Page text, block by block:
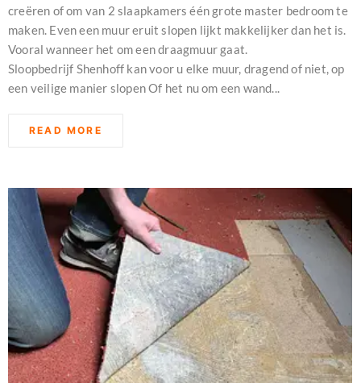
creëren of om van 2 slaapkamers één grote master bedroom te
maken. Even een muur eruit slopen lijkt makkelijker dan het is.
Vooral wanneer het om een draagmuur gaat.
Sloopbedrijf Shenhoff kan voor u elke muur, dragend of niet, op
een veilige manier slopen Of het nu om een wand...
READ MORE